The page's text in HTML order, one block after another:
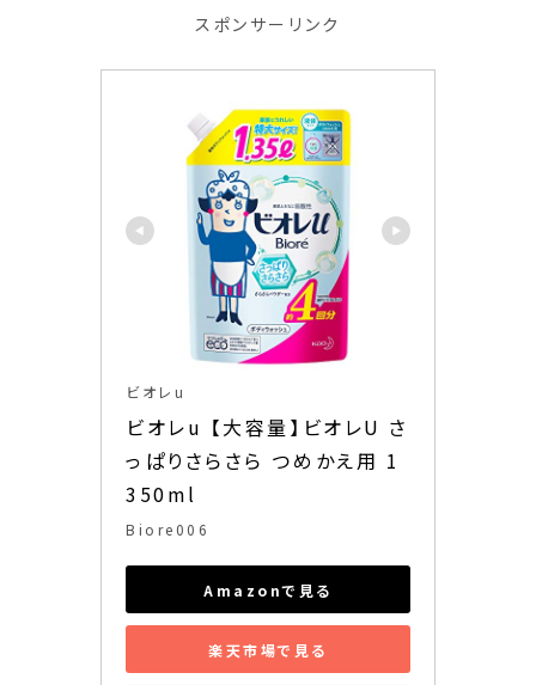
スポンサーリンク
ビオレu
ビオレu 【大容量】ビオレU さ
っぱりさらさら つめかえ用 1
350ml
Biore006
Amazonで見る
楽天市場で見る